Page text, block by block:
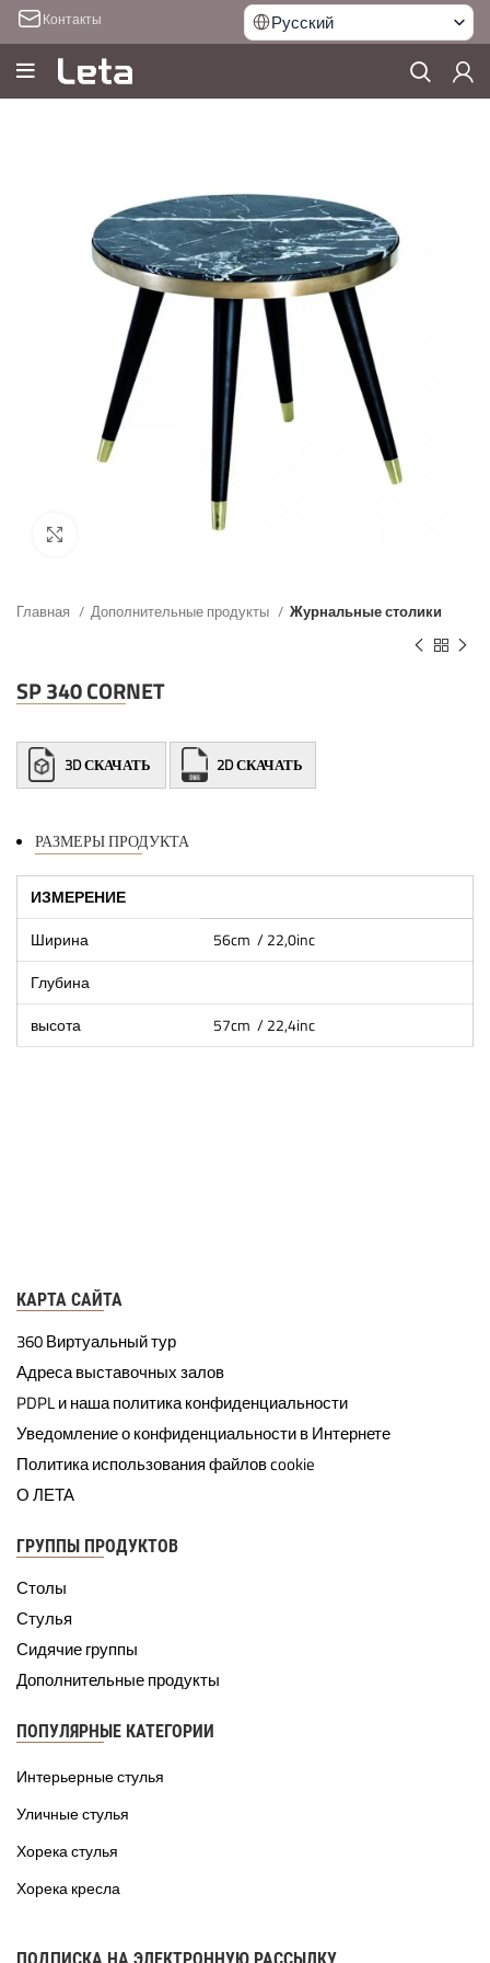
Контакты Русский
Главная Дополнительные продукты Журнальные столики
SP 340 CORNET
3D СКАЧАТЬ 2D СКАЧАТЬ
РАЗМЕРЫ ПРОДУКТА
ИЗМЕРЕНИЕ
Ширина
56cm / 22,0inc
Глубина
высота
57cm / 22,4inc
КАРТА САЙТА
360 Виртуальный тур
Адреса выставочных залов
PDPL и наша политика конфиденциальности
Уведомление о конфиденциальности в Интернете
Политика использования файлов cookie
О ЛЕТА
ГРУППЫ ПРОДУКТОВ
Столы
Стулья
Сидячие группы
Дополнительные продукты
ПОПУЛЯРНЫЕ КАТЕГОРИИ
Интерьерные стулья
Уличные стулья
Хорека стулья
Хорека кресла